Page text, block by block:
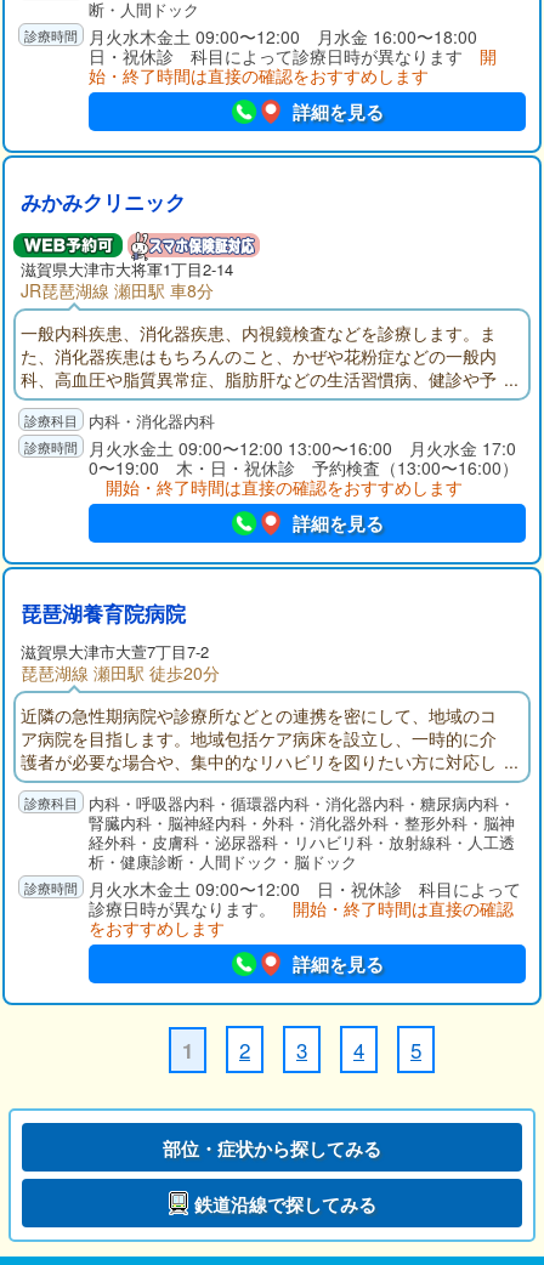
ておりますのでほぼ絶食もありません。
断・人間ドック
月火水木金土 09:00〜12:00 月水金 16:00〜18:00
日・祝休診 科目によって診療日時が異なります 開
始・終了時間は直接の確認をおすすめします
詳細を見る
みかみクリニック
滋賀県大津市大将軍1丁目2-14
JR琵琶湖線 瀬田駅 車8分
一般内科疾患、消化器疾患、内視鏡検査などを診療します。ま
た、消化器疾患はもちろんのこと、かぜや花粉症などの一般内
科、高血圧や脂質異常症、脂肪肝などの生活習慣病、健診や予
防接種などなんでもお気軽にご相談ください。
内科・消化器内科
月火水金土 09:00〜12:00 13:00〜16:00 月火水金 17:0
0〜19:00 木・日・祝休診 予約検査（13:00〜16:00）
開始・終了時間は直接の確認をおすすめします
詳細を見る
琵琶湖養育院病院
滋賀県大津市大萱7丁目7-2
琵琶湖線 瀬田駅 徒歩20分
近隣の急性期病院や診療所などとの連携を密にして、地域のコ
ア病院を目指します。地域包括ケア病床を設立し、一時的に介
護者が必要な場合や、集中的なリハビリを図りたい方に対応し
ています。外来診療では、脳卒中･高血圧･心不全･糖尿病･脂質
異常症･胃十二指腸潰瘍･腸疾患を中心とし、他にも皮膚科･整形
外科･泌尿器科も行っています。華頂会グループでは、在宅支援
を目的とした、居宅介護支援相談室、訪問看護ステーション、
訪問リハビリステーションの活動も行っております。
内科・呼吸器内科・循環器内科・消化器内科・糖尿病内科・
腎臓内科・脳神経内科・外科・消化器外科・整形外科・脳神
経外科・皮膚科・泌尿器科・リハビリ科・放射線科・人工透
析・健康診断・人間ドック・脳ドック
月火水木金土 09:00〜12:00 日・祝休診 科目によって
診療日時が異なります。 開始・終了時間は直接の確認
をおすすめします
詳細を見る
1 2 3 4 5
部位・症状から探してみる
鉄道沿線で探してみる